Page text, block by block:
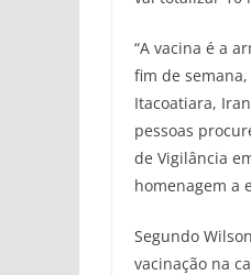
“A vacina é a
fim de
Itacoatiara,
pessoas
de Vigilância
homenagem a
Segundo
vacinação na